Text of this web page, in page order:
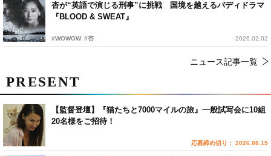
杏が“英語で演じる刑事”に挑戦 国境を越えるバディドラマ
『BLOOD & SWEAT』
#WOWOW #杏 2026.02.02
ニュース記事一覧
PRESENT
【監督登壇】『猫たちと7000マイルの旅』一般試写会に10組
20名様をご招待！
応募締め切り： 2026.08.15